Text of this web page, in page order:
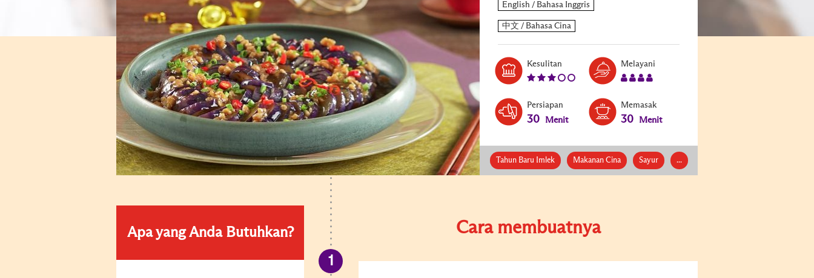
Kesulitan Melayani
Persiapan
30 Menit
Memasak
30 Menit
Tahun Baru Imlek Makanan Cina Sayur ...
Apa yang Anda Butuhkan? Cara membuatnya